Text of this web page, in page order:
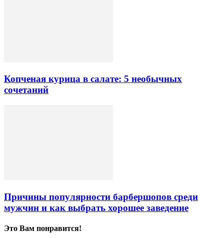
Копченая курица в салате: 5 необычных
сочетаний
Причины популярности барбершопов среди
мужчин и как выбрать хорошее заведение
Это Вам понравится!